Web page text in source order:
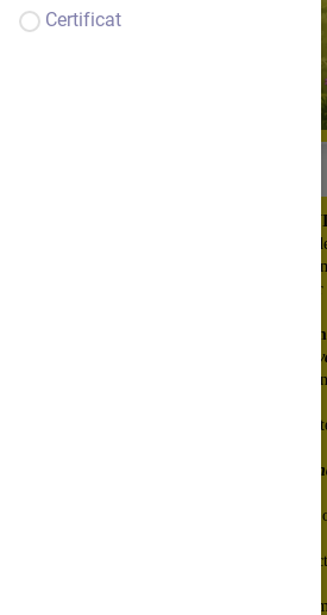
Certificat
DESCRIEREA
: dezvoltarea capacității
înțelege mediul înconjurător, precum și
pentru investigarea acestuia; însușirea
Dimensiuni ale dezvoltării și
uriozitate, interes și inițiativă în
1.1. Manifestă curiozitate şi interes
1.2. Inițiază activități de învățare și
Caracteristici structurale și
3.1. Evidenţiează caracteristicile unor
3.2. Identifică și valorifică unele
3.3. Descrie unele caracteristici ale